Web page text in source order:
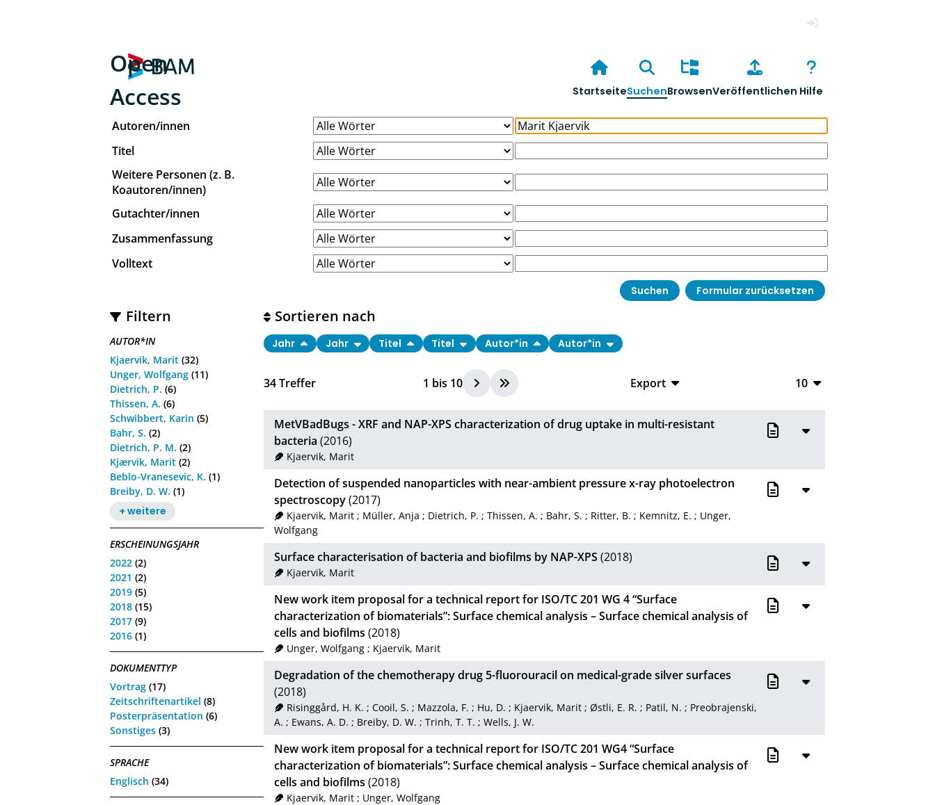
Open
Access
StartseiteSuchenBrowsenVeröffentlichen Hilfe
Autoren/innen
Titel
Weitere Personen (z. B.
Koautoren/innen)
Gutachter/innen
Zusammenfassung
Volltext
Filtern
AUTOR*IN
Kjaervik, Marit (32)
Unger, Wolfgang (11)
Dietrich, P. (6)
Thissen, A. (6)
Schwibbert, Karin (5)
Bahr, S. (2)
Dietrich, P. M. (2)
Kjærvik, Marit (2)
Beblo-Vranesevic, K. (1)
Breiby, D. W. (1)
+ weitere
ERSCHEINUNGSJAHR
2022 (2)
2021 (2)
2019 (5)
2018 (15)
2017 (9)
2016 (1)
DOKUMENTTYP
Vortrag (17)
Zeitschriftenartikel (8)
Posterpräsentation (6)
Sonstiges (3)
SPRACHE
Englisch (34)
34Treffer 1 bis 10
Export
RIS
10
20
100
Sortieren nach
Jahr Jahr Titel Titel Autor*in Autor*in
MetVBadBugs - XRF and NAP-XPS characterization of drug uptake in multi-resistant
bacteria (2016)
Kjaervik, Marit
Detection of suspended nanoparticles with near-ambient pressure x-ray photoelectron
spectroscopy(2017)
Kjaervik, Marit ; Müller, Anja ; Dietrich, P. ;Thissen, A. ; Bahr, S. ; Ritter, B. ; Kemnitz, E. ; Unger,
Wolfgang
Surface characterisation of bacteria and biofilms by NAP-XPS (2018)
Kjaervik, Marit
New work item proposal for a technical report for ISO/TC 201 WG 4 “Surface
characterization of biomaterials”: Surface chemical analysis – Surface chemical analysis of
cells and biofilms (2018)
Unger, Wolfgang ; Kjaervik, Marit
Degradation of the chemotherapy drug 5-fluorouracil on medical-grade silver surfaces
(2018)
Risinggård, H. K. ;Cooil, S. ; Mazzola, F. ; Hu, D. ; Kjaervik, Marit ;Østli, E. R. ; Patil, N. ; Preobrajenski,
A. ; Ewans, A. D. ; Breiby, D. W. ; Trinh, T. T. ; Wells, J. W.
New work item proposal for a technical report for ISO/TC 201 WG4 “Surface
characterization of biomaterials”: Surface chemical analysis – Surface chemical analysis of
cells and biofilms (2018)
Kjaervik, Marit ; Unger, Wolfgang